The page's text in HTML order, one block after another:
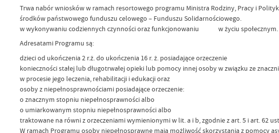
Trwa nabór wniosków w ramach resortowego programu Ministra Rodziny, Pracy i
środków państwowego funduszu celowego – Funduszu Solidarnościowego.
w wykonywaniu codziennych czynności oraz funkcjonowaniu w życiu społecznym.
Adresatami Programu są:
dzieci od ukończenia 2 r.ż. do ukończenia 16 r. ż. posiadające
konieczności stałej lub długotrwałej opieki lub pomocy innej osoby w związku ze
w procesie jego leczenia, rehabilitacji i edukacji oraz
osoby z niepełnosprawnościami posiadające orzeczenie:
o znacznym stopniu niepełnosprawności albo
o umiarkowanym stopniu niepełnosprawności albo
traktowane na równi z orzeczeniami wymienionymi w lit. a i b, zgodnie z art. 5 i art. 62
W ramach Programu osoby niepełnosprawne mają możliwość skorzystania z pomocy